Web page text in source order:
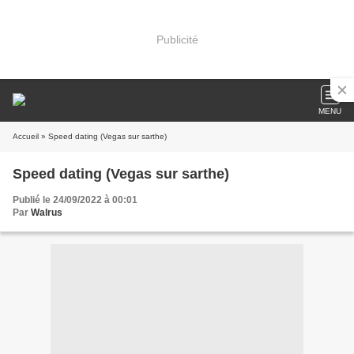
Publicité
MENU
Accueil » Speed dating (Vegas sur sarthe)
Speed dating (Vegas sur sarthe)
Publié le 24/09/2022 à 00:01
Par Walrus